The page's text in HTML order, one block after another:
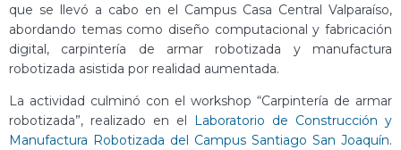
que se llevó a cabo en el Campus Casa Central Valparaíso,
abordando temas como diseño computacional y fabricación
digital, carpintería de armar robotizada y manufactura
robotizada asistida por realidad aumentada.
La actividad culminó con el workshop “Carpintería de armar
robotizada”, realizado en el Laboratorio de Construcción y
Manufactura Robotizada del Campus Santiago San Joaquín.